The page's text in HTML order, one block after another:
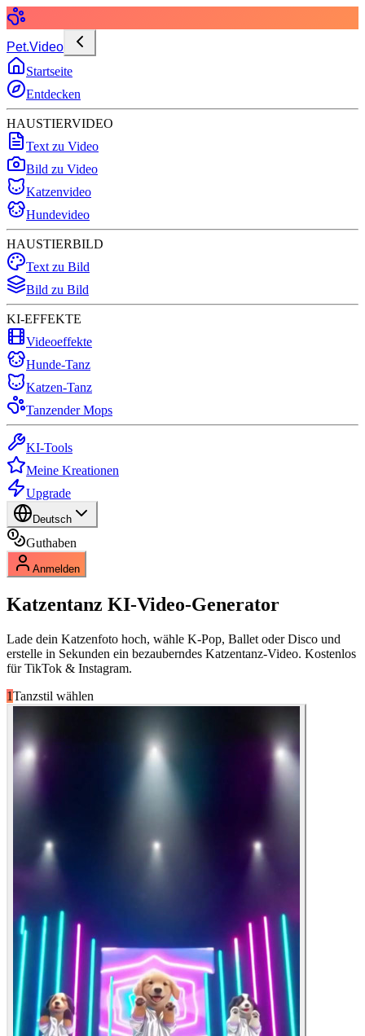
Pet.Video
Startseite
Entdecken
HAUSTIERVIDEO
Text zu Video
Bild zu Video
Katzenvideo
Hundevideo
HAUSTIERBILD
Text zu Bild
Bild zu Bild
KI-EFFEKTE
Videoeffekte
Hunde-Tanz
Katzen-Tanz
Tanzender Mops
KI-Tools
Meine Kreationen
Upgrade
Deutsch
Guthaben
Anmelden
Katzentanz KI-Video-Generator
Lade dein Katzenfoto hoch, wähle K-Pop, Ballet oder Disco und
erstelle in Sekunden ein bezauberndes Katzentanz-Video. Kostenlos
für TikTok & Instagram.
1Tanzstil wählen